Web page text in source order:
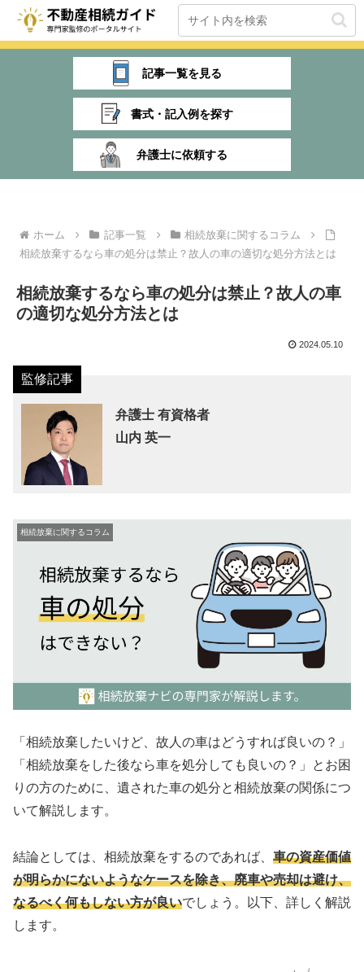
記事一覧を見る
書式・記入例を探す
弁護士に依頼する
ホーム 記事一覧
相続放棄に関するコラム
相続放棄するなら車の処分は禁止？故人の車の適切な処分方法とは
相続放棄するなら車の処分は禁止？故人の車
の適切な処分方法とは
2024.05.10
弁護士 有資格者
山内 英一
相続放棄に関するコラム
「相続放棄したいけど、故人の車はどうすれば良いの？」
「相続放棄をした後なら車を処分しても良いの？」とお困
りの方のために、遺された車の処分と相続放棄の関係につ
いて解説します。
結論としては、相続放棄をするのであれば、 車の資産価値
が明らかにないようなケースを除き、廃車や売却は避け、
なるべく何もしない方が良いでしょう。以下、詳しく解説
します。